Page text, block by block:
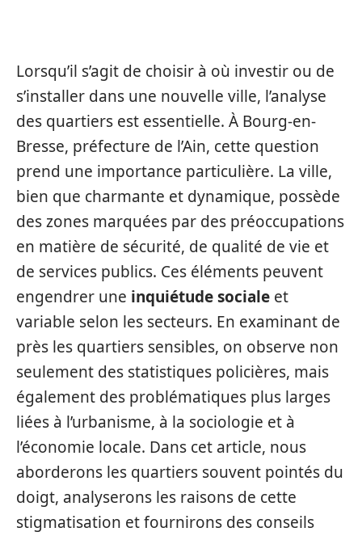
Lorsqu’il s’agit de choisir à où investir ou de
s’installer dans une nouvelle ville, l’analyse
des quartiers est essentielle. À Bourg-en-
Bresse, préfecture de l’Ain, cette question
prend une importance particulière. La ville,
bien que charmante et dynamique, possède
des zones marquées par des préoccupations
en matière de sécurité, de qualité de vie et
de services publics. Ces éléments peuvent
engendrer une inquiétude sociale et
variable selon les secteurs. En examinant de
près les quartiers sensibles, on observe non
seulement des statistiques policières, mais
également des problématiques plus larges
liées à l’urbanisme, à la sociologie et à
l’économie locale. Dans cet article, nous
aborderons les quartiers souvent pointés du
doigt, analyserons les raisons de cette
stigmatisation et fournirons des conseils